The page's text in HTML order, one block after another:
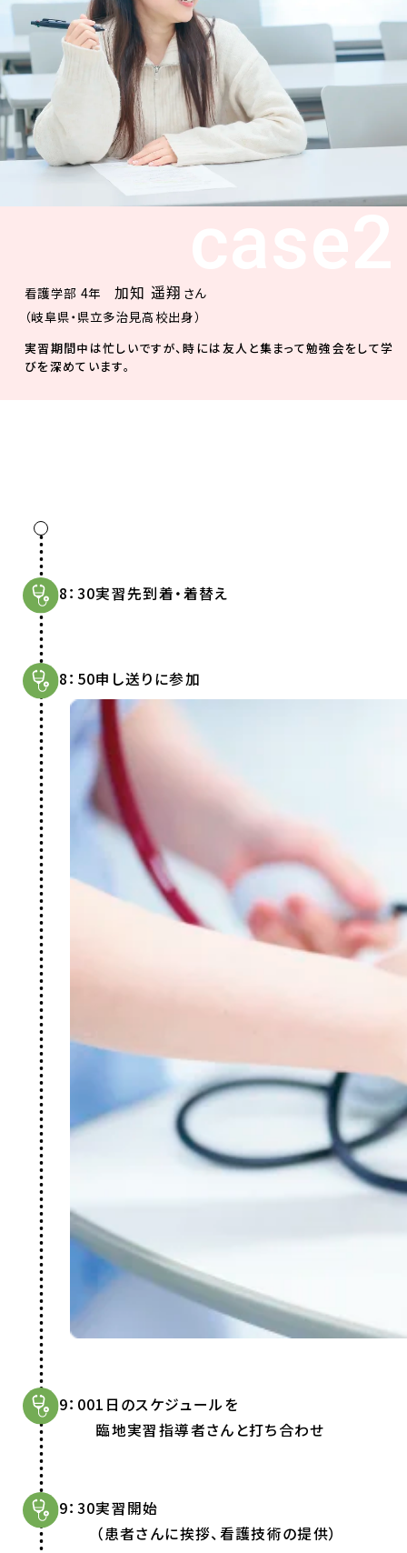
看護学部 4年 加知 遥翔 さん
（岐阜県・県立多治見高校出身）
実習期間中は忙しいですが、時には友人と集まって勉強会をして学
びを深めています。
8：30実習先到着・着替え
8：50申し送りに参加
9：001日のスケジュールを
臨地実習指導者さんと打ち合わせ
9：30実習開始
（患者さんに挨拶、看護技術の提供）